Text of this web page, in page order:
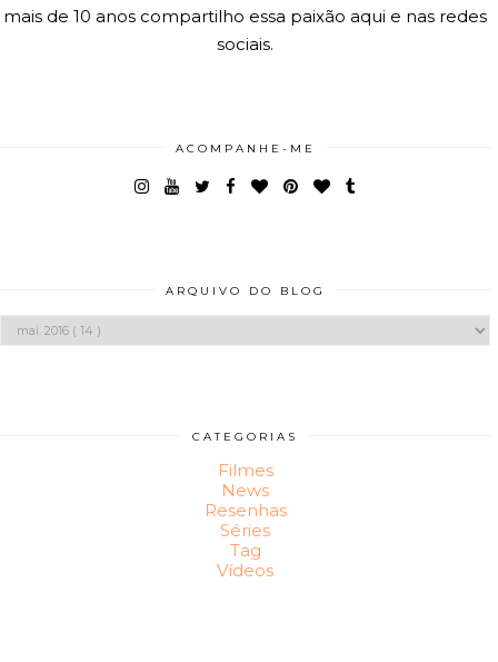
mais de 10 anos compartilho essa paixão aqui e nas redes
sociais.
ACOMPANHE-ME
ARQUIVO DO BLOG
CATEGORIAS
Filmes
News
Resenhas
Séries
Tag
Vídeos